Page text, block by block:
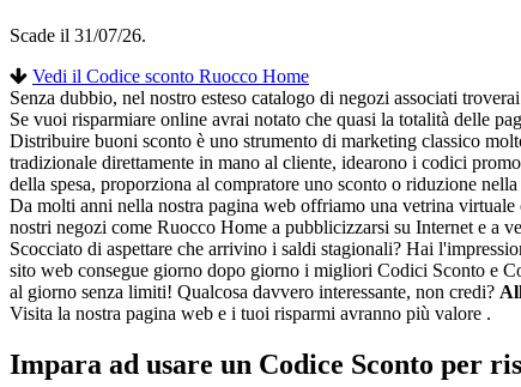
Scade il 31/07/26.
Vedi il Codice sconto Ruocco Home
Senza dubbio, nel nostro esteso catalogo di negozi associati
Se vuoi risparmiare online avrai notato che quasi la totalità delle
Distribuire buoni sconto è uno strumento di marketing classico
tradizionale direttamente in mano al cliente, idearono i codici
della spesa, proporziona al compratore uno sconto o riduzione nella
Da molti anni nella nostra pagina web offriamo una vetrina
nostri negozi come Ruocco Home a pubblicizzarsi su Internet e a
Scocciato di aspettare che arrivino i saldi stagionali? Hai
sito web consegue giorno dopo giorno i migliori Codici Sconto e
al giorno senza limiti! Qualcosa davvero interessante, non credi?
Visita la nostra pagina web e i tuoi risparmi avranno più valore .
Impara ad usare un Codice Sconto per